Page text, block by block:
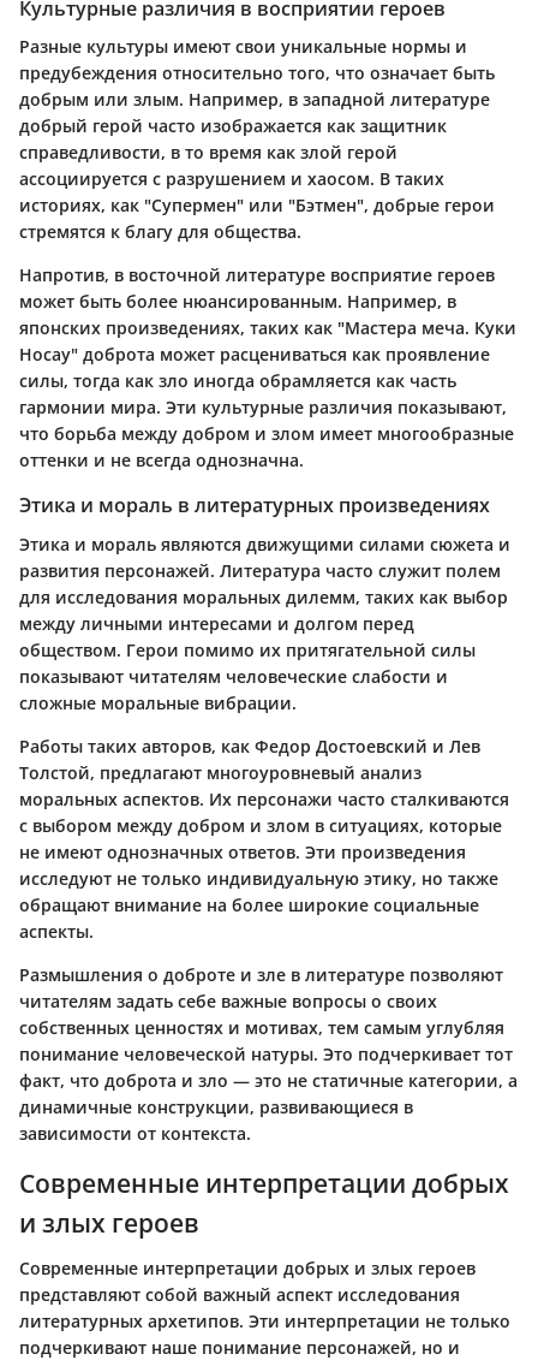
Культурные различия в восприятии героев
Разные культуры имеют свои уникальные нормы и
предубеждения относительно того, что означает быть
добрым или злым. Например, в западной литературе
добрый герой часто изображается как защитник
справедливости, в то время как злой герой
ассоциируется с разрушением и хаосом. В таких
историях, как "Супермен" или "Бэтмен", добрые герои
стремятся к благу для общества.
Напротив, в восточной литературе восприятие героев
может быть более нюансированным. Например, в
японских произведениях, таких как "Мастера меча. Куки
Носау" доброта может расцениваться как проявление
силы, тогда как зло иногда обрамляется как часть
гармонии мира. Эти культурные различия показывают,
что борьба между добром и злом имеет многообразные
оттенки и не всегда однозначна.
Этика и мораль в литературных произведениях
Этика и мораль являются движущими силами сюжета и
развития персонажей. Литература часто служит полем
для исследования моральных дилемм, таких как выбор
между личными интересами и долгом перед
обществом. Герои помимо их притягательной силы
показывают читателям человеческие слабости и
сложные моральные вибрации.
Работы таких авторов, как Федор Достоевский и Лев
Толстой, предлагают многоуровневый анализ
моральных аспектов. Их персонажи часто сталкиваются
с выбором между добром и злом в ситуациях, которые
не имеют однозначных ответов. Эти произведения
исследуют не только индивидуальную этику, но также
обращают внимание на более широкие социальные
аспекты.
Размышления о доброте и зле в литературе позволяют
читателям задать себе важные вопросы о своих
собственных ценностях и мотивах, тем самым углубляя
понимание человеческой натуры. Это подчеркивает тот
факт, что доброта и зло — это не статичные категории, а
динамичные конструкции, развивающиеся в
зависимости от контекста.
Современные интерпретации добрых
и злых героев
Современные интерпретации добрых и злых героев
представляют собой важный аспект исследования
литературных архетипов. Эти интерпретации не только
подчеркивают наше понимание персонажей, но и